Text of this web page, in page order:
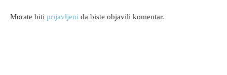
Morate biti prijavljeni da biste objavili komentar.